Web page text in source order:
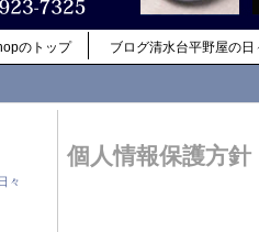
のトップ ブログ清水台平野屋の日
々
個人情報保護方針